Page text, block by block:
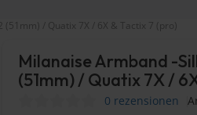
(51mm) / Quatix 7X / 6X & Tactix 7 (pro)
Milanaise Armband -
(51mm) / Quatix 7X /
0 rezensionen